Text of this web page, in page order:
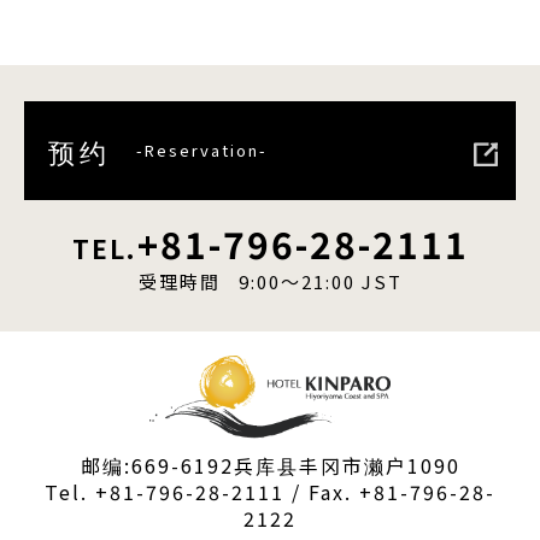
预约 -Reservation-
TEL.+81-796-28-2111
受理時間 9:00〜21:00 JST
邮编:669-6192兵库县丰冈市濑户1090
Tel. +81-796-28-2111 / Fax. +81-796-28-
2122